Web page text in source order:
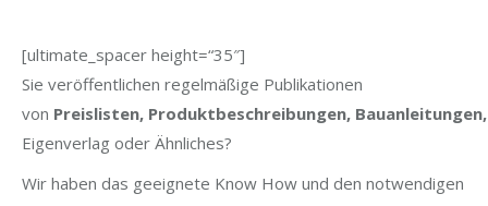
[ultimate_spacer height=“35″]
Sie veröffentlichen regelmäßige Publikationen
von Preislisten, Produktbeschreibungen, Bauanleitungen,
Eigenverlag oder Ähnliches?
Wir haben das geeignete Know How und den notwendigen